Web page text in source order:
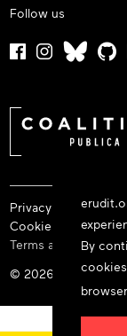
By
Follow us
Privacy policy
Cookie policy
Terms and
© 2026 Érudit